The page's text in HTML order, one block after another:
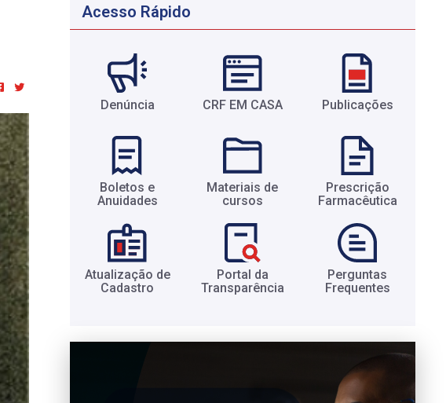
Acesso Rápido
Denúncia CRF EM CASA Publicações
Boletos e
Anuidades​
Materiais de
cursos​
Prescrição
Farmacêutica​
Atualização de
Cadastro​
Portal da
Transparência​
Perguntas
Frequentes​